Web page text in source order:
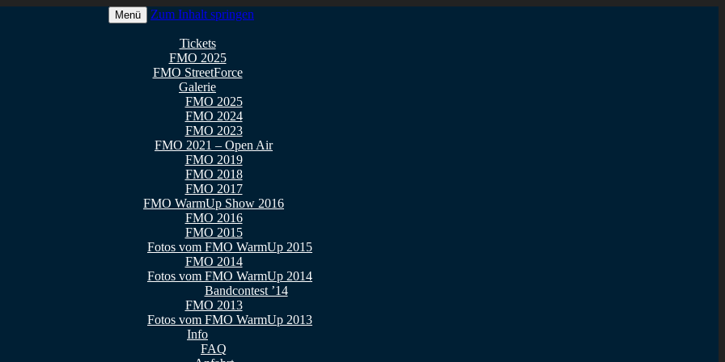
Menü Zum Inhalt springen
Tickets
FMO 2025
FMO StreetForce
Galerie
FMO 2025
FMO 2024
FMO 2023
FMO 2021 – Open Air
FMO 2019
FMO 2018
FMO 2017
FMO WarmUp Show 2016
FMO 2016
FMO 2015
Fotos vom FMO WarmUp 2015
FMO 2014
Fotos vom FMO WarmUp 2014
Bandcontest ’14
FMO 2013
Fotos vom FMO WarmUp 2013
Info
FAQ